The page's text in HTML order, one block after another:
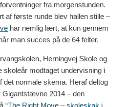
fra morgenstunden.
af første runde blev hallen stille –
har nemlig lært, at kun gennem
man succes på de 64 felter.
Herningvej Skole og
skoleår modtaget undervisning i
det normale skema. Heraf deltog
2014 – den
“The Right Move – skoleskak i